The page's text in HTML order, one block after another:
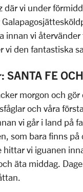
där vi under
innan vi
vi den fantastiska
SANTA FE
morgon och
och våra
vi går i land på
som bara finns
hittar vi iguanen
äta middag.